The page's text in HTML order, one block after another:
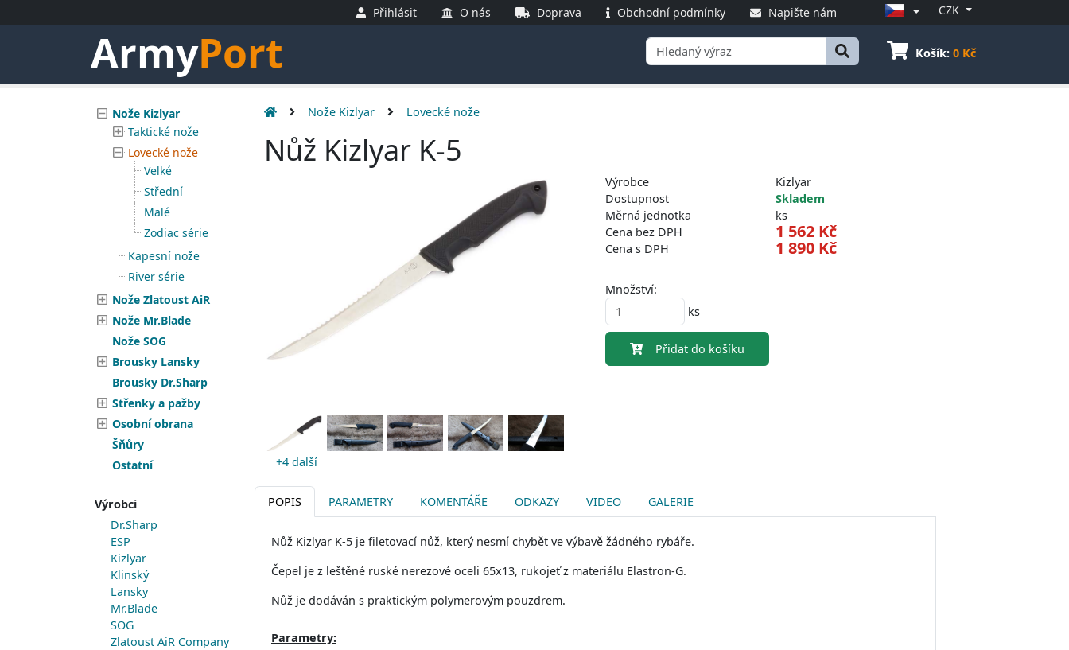
Přihlásit O nás Doprava Obchodní podmínky Napište nám CZK
ArmyPort Košík: 0 Kč
Nože Kizlyar
Taktické nože
Lovecké nože
Velké
Střední
Malé
Zodiac série
Kapesní nože
River série
Nože Zlatoust AiR
Nože Mr.Blade
Nože SOG
Brousky Lansky
Brousky Dr.Sharp
Střenky a pažby
Osobní obrana
Šňůry
Ostatní
Výrobci
Dr.Sharp
ESP
Kizlyar
Klinský
Lansky
Mr.Blade
SOG
Zlatoust AiR Company
Nože Kizlyar Lovecké nože
Nůž Kizlyar K-5
+4 další
Výrobce
Kizlyar
Dostupnost
Skladem
Měrná jednotka
ks
Cena bez DPH
1 562 Kč
Cena s DPH 1 890 Kč
Množství:
ks
Přidat do košíku
POPIS PARAMETRY KOMENTÁŘE ODKAZY VIDEO GALERIE
Nůž Kizlyar K-5 je filetovací nůž, který nesmí chybět ve výbavě žádného rybáře.
Čepel je z leštěné ruské nerezové oceli 65x13, rukojeť z materiálu Elastron-G.
Nůž je dodáván s praktickým polymerovým pouzdrem.
Parametry: